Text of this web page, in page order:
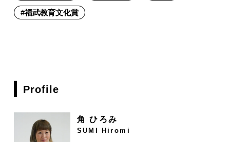
#福武教育文化賞
Profile
角 ひろみ
SUMI Hiromi